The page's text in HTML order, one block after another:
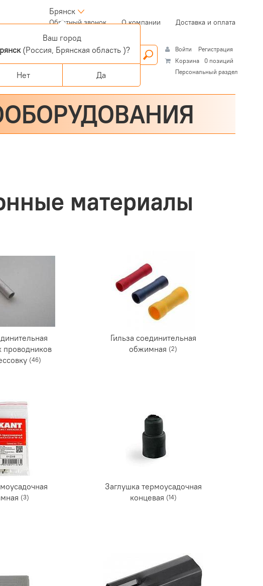
Брянск
Обратный звонок(current)О компании Доставка и оплата
Войти
Регистрация
Корзина
0 позиций
Персональный раздел
материалы
проводников
(46)
Гильза соединительная
обжимная (2)
(3)
Заглушка термоусадочная
концевая (14)
Ваш город
(Россия, Брянская область )?
Нет Да